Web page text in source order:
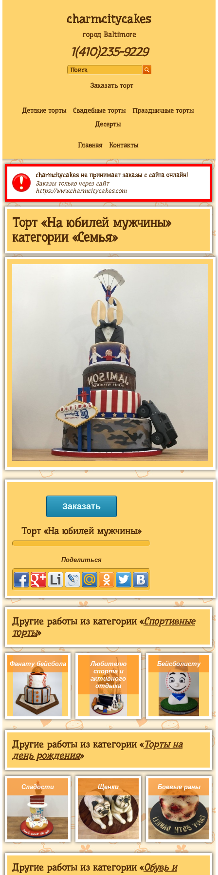
charmcitycakes
город Baltimore
1(410)235-9229
Заказать торт
Детские торты Свадебные торты
Праздничные торты
Десерты
Главная Контакты
charmcitycakes не принимает заказы с сайта онлайн!
Заказы только через сайт
https://www.charmcitycakes.com
Торт «На юбилей мужчины»
категории «Семья»
Заказать
Торт «На юбилей мужчины»
Поделиться
Другие работы из категории «Спортивные
торты»
Фанату бейсбола
Любителю
спорта и
активного
отдыха
Бейсболисту
Другие работы из категории «Торты на
день рождения»
Сладости Щенки Боевые раны
Другие работы из категории «Обувь и